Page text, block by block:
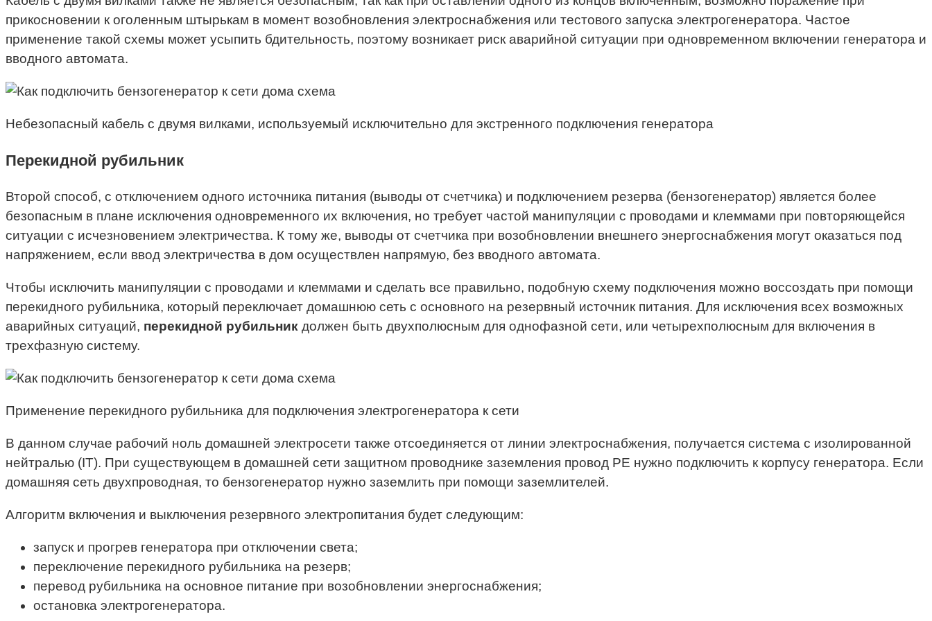
прикосновении к оголенным штырькам в момент возобновления электроснабжения или тестового запуска электрогенератора. Частое
применение такой схемы может усыпить бдительность, поэтому возникает риск аварийной ситуации при одновременном включении генератора и
вводного автомата.
Небезопасный кабель с двумя вилками, используемый исключительно для экстренного подключения генератора
Перекидной рубильник
Второй способ, с отключением одного источника питания (выводы от счетчика) и подключением резерва (бензогенератор) является более
безопасным в плане исключения одновременного их включения, но требует частой манипуляции с проводами и клеммами при повторяющейся
ситуации с исчезновением электричества. К тому же, выводы от счетчика при возобновлении внешнего энергоснабжения могут оказаться под
напряжением, если ввод электричества в дом осуществлен напрямую, без вводного автомата.
Чтобы исключить манипуляции с проводами и клеммами и сделать все правильно, подобную схему подключения можно воссоздать при помощи
перекидного рубильника, который переключает домашнюю сеть с основного на резервный источник питания. Для исключения всех возможных
аварийных ситуаций, перекидной рубильник должен быть двухполюсным для однофазной сети, или четырехполюсным для включения в
трехфазную систему.
Применение перекидного рубильника для подключения электрогенератора к сети
В данном случае рабочий ноль домашней электросети также отсоединяется от линии электроснабжения, получается система с изолированной
нейтралью (IT). При существующем в домашней сети защитном проводнике заземления провод PE нужно подключить к корпусу генератора. Если
домашняя сеть двухпроводная, то бензогенератор нужно заземлить при помощи заземлителей.
Алгоритм включения и выключения резервного электропитания будет следующим:
запуск и прогрев генератора при отключении света;
переключение перекидного рубильника на резерв;
перевод рубильника на основное питание при возобновлении энергоснабжения;
остановка электрогенератора.